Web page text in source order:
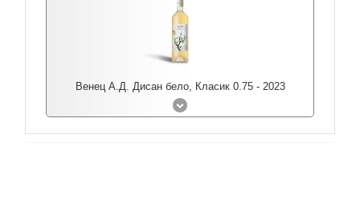
Венец А.Д. Дисан бело, Класик 0.75 - 2023